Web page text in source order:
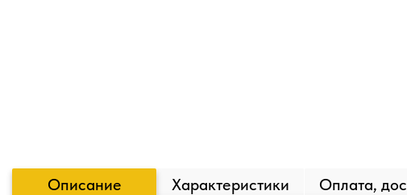
Описание Характеристики Оплата,